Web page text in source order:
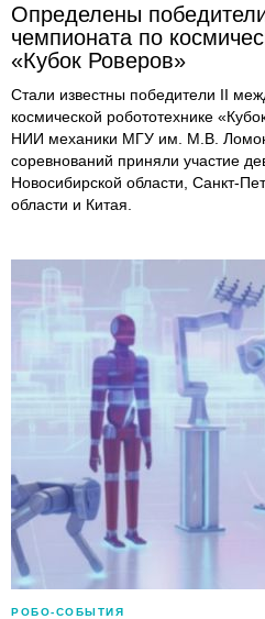
Определены
чемпионата по
«Кубок Роверов»
Стали известны победители II
космической робототехнике
НИИ механики МГУ им. М.В.
соревнований приняли участие
Новосибирской области, Санкт-
области и Китая.
РОБО-СОБЫТИЯ